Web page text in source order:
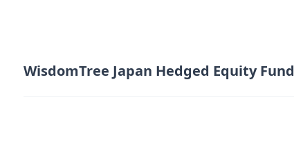
WisdomTree Japan Hedged Equity Fund